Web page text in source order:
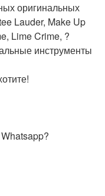
оригинальных
Lauder, Make Up
Lime Crime, ?
инструменты